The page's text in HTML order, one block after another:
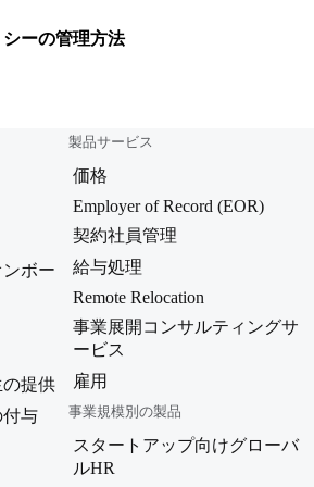
ーの管理方法
ボー
提供
与
製品サービス
価格
Employer of Record (EOR)
契約社員管理
給与処理
Remote Relocation
事業展開コンサルティングサ
ービス
雇用
事業規模別の製品
スタートアップ向けグローバ
ルHR